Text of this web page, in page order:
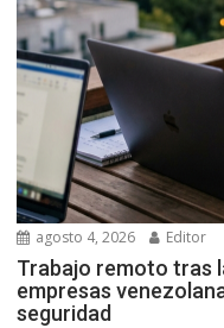
agosto 4, 2026 Editor
Trabajo remoto tras
empresas
seguridad